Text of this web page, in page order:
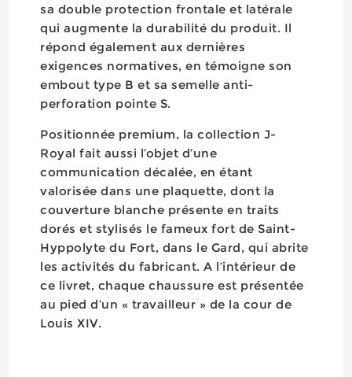
sa double protection frontale et latérale
qui augmente la durabilité du produit. Il
répond également aux dernières
exigences normatives, en témoigne son
embout type B et sa semelle anti-
perforation pointe S.
Positionnée premium, la collection J-
Royal fait aussi l’objet d’une
communication décalée, en étant
valorisée dans une plaquette, dont la
couverture blanche présente en traits
dorés et stylisés le fameux fort de Saint-
Hyppolyte du Fort, dans le Gard, qui abrite
les activités du fabricant. A l’intérieur de
ce livret, chaque chaussure est présentée
au pied d’un « travailleur » de la cour de
Louis XIV.